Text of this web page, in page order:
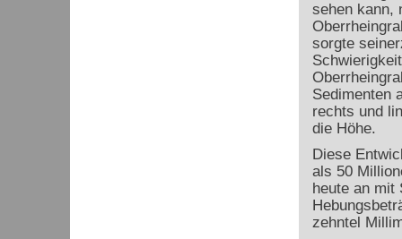
sehen kann,
sorgte
Sedimenten
rechts und
die Höhe.
Diese
als 50
heute an mit
zehntel